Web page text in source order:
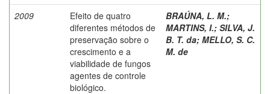
2009
Efeito de quatro
diferentes métodos de
preservação sobre o
crescimento e a
viabilidade de fungos
agentes de controle
biológico.
BRAÚNA, L. M.;
MARTINS, I.; SILVA, J.
B. T. da; MELLO, S. C.
M. de